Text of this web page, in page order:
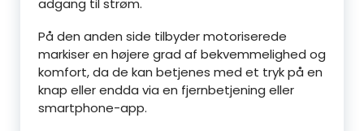
adgang til strøm.
På den anden side tilbyder motoriserede
markiser en højere grad af bekvemmelighed og
komfort, da de kan betjenes med et tryk på en
knap eller endda via en fjernbetjening eller
smartphone-app.